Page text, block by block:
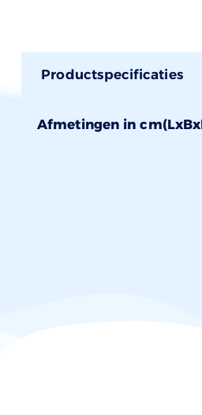
Productspecificaties
Afmetingen in